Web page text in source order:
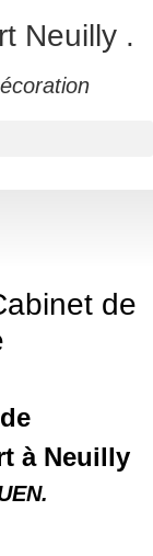
Neuilly.
de
à Neuilly